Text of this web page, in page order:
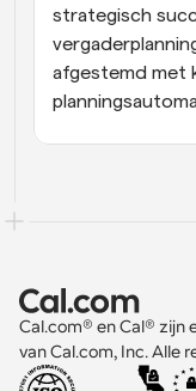
strategisch
afgestemd met
Cal.com® en Cal® zijn
van Cal.com, Inc. Alle